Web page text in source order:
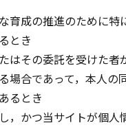
成の推進のために特
とき
はその委託を受けた者
場合であって，本人の
るとき
，かつ当サイトが個人